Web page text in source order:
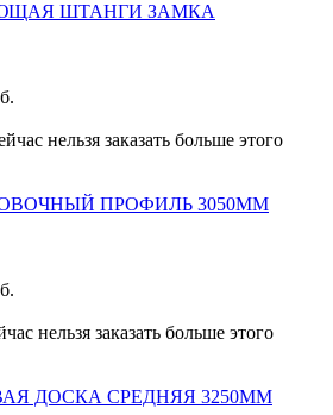
ШТАНГИ ЗАМКА
нельзя заказать больше этого
ПРОФИЛЬ 3050ММ
нельзя заказать больше этого
ДОСКА СРЕДНЯЯ 3250ММ